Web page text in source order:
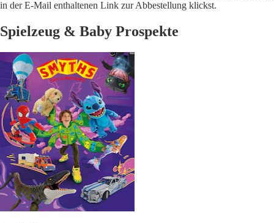
in der E-Mail enthaltenen Link zur Abbestellung klickst.
Spielzeug & Baby Prospekte